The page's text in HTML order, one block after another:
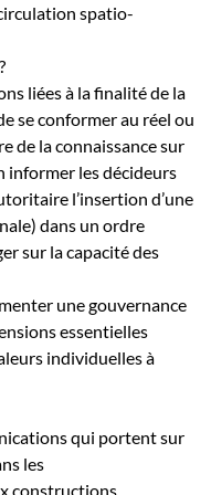
spatio-
liées à la finalité de la
se conformer au réel ou
de la connaissance sur
informer les décideurs
l’insertion d’une
dans un ordre
sur la capacité des
une gouvernance
essentielles
individuelles à
qui portent sur
les
constructions